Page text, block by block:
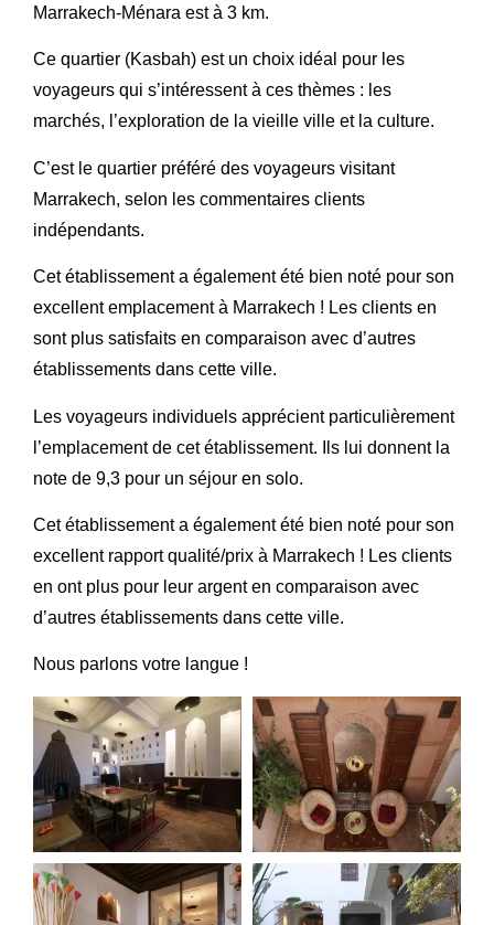
Marrakech-Ménara est à 3 km.
Ce quartier (Kasbah) est un choix idéal pour les
voyageurs qui s’intéressent à ces thèmes : les
marchés, l’exploration de la vieille ville et la culture.
C’est le quartier préféré des voyageurs visitant
Marrakech, selon les commentaires clients
indépendants.
Cet établissement a également été bien noté pour son
excellent emplacement à Marrakech ! Les clients en
sont plus satisfaits en comparaison avec d’autres
établissements dans cette ville.
Les voyageurs individuels apprécient particulièrement
l’emplacement de cet établissement. Ils lui donnent la
note de 9,3 pour un séjour en solo.
Cet établissement a également été bien noté pour son
excellent rapport qualité/prix à Marrakech ! Les clients
en ont plus pour leur argent en comparaison avec
d’autres établissements dans cette ville.
Nous parlons votre langue !